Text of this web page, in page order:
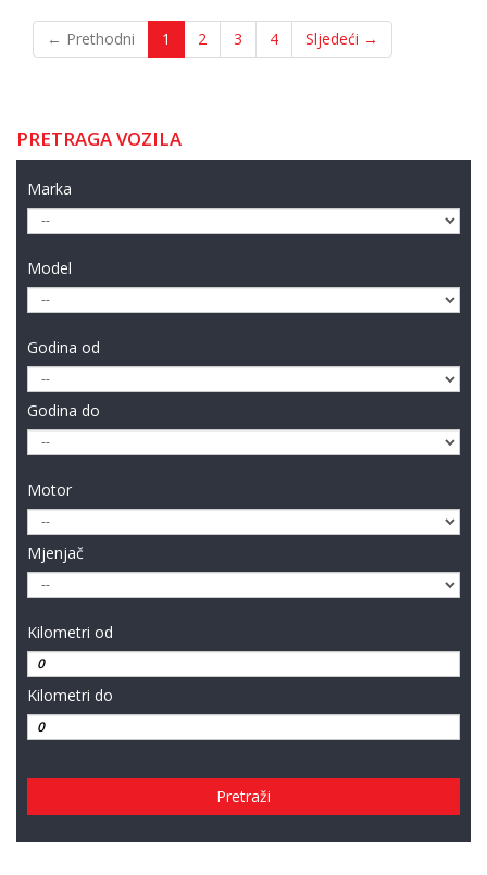
← Prethodni 1 2 3 4 Sljedeći →
PRETRAGA VOZILA
Marka
Model
Godina od
Godina do
Motor
Mjenjač
Kilometri od
Kilometri do
Pretraži